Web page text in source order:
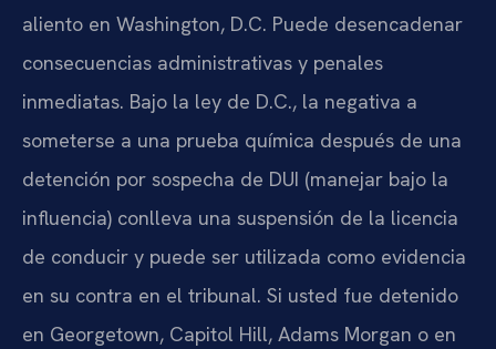
aliento en Washington, D.C. Puede desencadenar
consecuencias administrativas y penales
inmediatas. Bajo la ley de D.C., la negativa a
someterse a una prueba química después de una
detención por sospecha de DUI (manejar bajo la
influencia) conlleva una suspensión de la licencia
de conducir y puede ser utilizada como evidencia
en su contra en el tribunal. Si usted fue detenido
en Georgetown, Capitol Hill, Adams Morgan o en